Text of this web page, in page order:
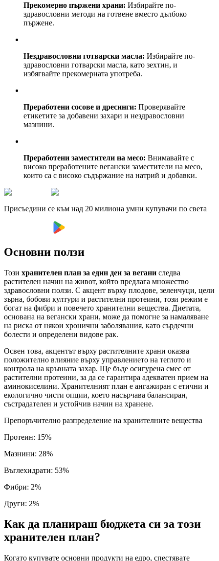
Прекомерно пържени храни: Избирайте по-
здравословни методи на готвене вместо дълбоко
пържене.
Нездравословни готварски масла: Избирайте по-
здравословни готварски масла, като зехтин, и
избягвайте прекомерната употреба.
Преработени сосове и дресинги: Проверявайте
етикетите за добавени захари и нездравословни
мазнини.
Преработени заместители на месо: Внимавайте с
високо преработените вегански заместители на месо,
които са с високо съдържание на натрий и добавки.
Присъедини се към над 20 милиона умни купувачи по света
Основни ползи
Този хранителен план за един ден за вегани следва
растителен начин на живот, който предлага множество
здравословни ползи. С акцент върху плодове, зеленчуци, цели
зърна, бобови култури и растителни протеини, този режим е
богат на фибри и повечето хранителни вещества. Диетата,
основана на вегански храни, може да помогне за намаляване
на риска от някои хронични заболявания, като сърдечни
болести и определени видове рак.
Освен това, акцентът върху растителните храни оказва
положително влияние върху управлението на теглото и
контрола на кръвната захар. Ще бъде осигурена смес от
растителни протеини, за да се гарантира адекватен прием на
аминокиселини. Хранителният план е ангажиран с етични и
екологично чисти опции, което насърчава балансиран,
състрадателен и устойчив начин на хранене.
Препоръчително разпределение на хранителните вещества
Протеин: 15%
Мазнини: 28%
Въглехидрати: 53%
Фибри: 2%
Други: 2%
Как да планираш бюджета си за този
хранителен план?
Когато купувате основни продукти на едро, спестявате